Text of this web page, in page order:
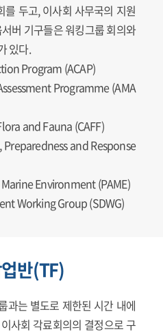
두고, 이사회 사무국의 지원
버 기구들은 워킹그룹 회의와
있다.
Program (ACAP)
Programme (AMA
and Fauna (CAFF)
and Response
Environment (PAME)
Working Group (SDWG)
반(TF)
과는 별도로 제한된 시간 내에
사회 각료회의의 결정으로 구